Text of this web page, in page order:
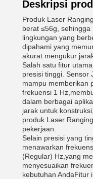
Deskripsi
Produk Laser
berat ≤56g,
lingkungan yang
dipahami yang
akurat mengukur
Salah satu fitur
presisi tinggi. Sensor
mampu memberikan
frekuensi 1
dalam berbagai
jarak untuk
produk Laser
pekerjaan.
Selain presisi yang
menawarkan
(Regular) Hz,yang
menyesuaikan
kebutuhan AndaFitur